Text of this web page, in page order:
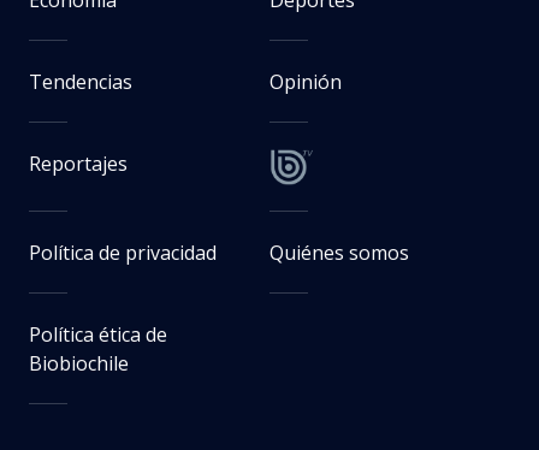
Tendencias Opinión
Reportajes
Política de privacidad Quiénes somos
Política ética de
Biobiochile